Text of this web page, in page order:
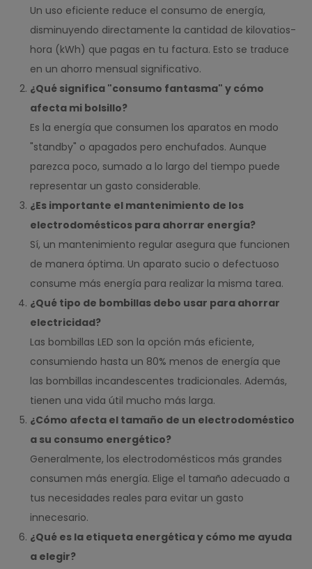
Un uso eficiente reduce el consumo de energía,
disminuyendo directamente la cantidad de kilovatios-
hora (kWh) que pagas en tu factura. Esto se traduce
en un ahorro mensual significativo.
¿Qué significa "consumo fantasma" y cómo
afecta mi bolsillo?
Es la energía que consumen los aparatos en modo
"standby" o apagados pero enchufados. Aunque
parezca poco, sumado a lo largo del tiempo puede
representar un gasto considerable.
¿Es importante el mantenimiento de los
electrodomésticos para ahorrar energía?
Sí, un mantenimiento regular asegura que funcionen
de manera óptima. Un aparato sucio o defectuoso
consume más energía para realizar la misma tarea.
¿Qué tipo de bombillas debo usar para ahorrar
electricidad?
Las bombillas LED son la opción más eficiente,
consumiendo hasta un 80% menos de energía que
las bombillas incandescentes tradicionales. Además,
tienen una vida útil mucho más larga.
¿Cómo afecta el tamaño de un electrodoméstico
a su consumo energético?
Generalmente, los electrodomésticos más grandes
consumen más energía. Elige el tamaño adecuado a
tus necesidades reales para evitar un gasto
innecesario.
¿Qué es la etiqueta energética y cómo me ayuda
a elegir?